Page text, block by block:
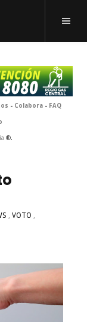
- Colabora - FAQ
®.
, VOTO ,